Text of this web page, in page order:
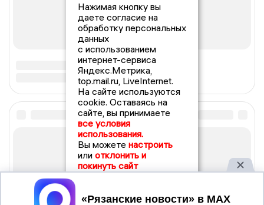
Нажимая кнопку вы
даете согласие на
обработку персональных
данных
с использованием
интернет-сервиса
Яндекс.Метрика,
top.mail.ru, LiveInternet.
На сайте используются
cookie. Оставаясь на
сайте, вы принимаете
все условия
использования.
Вы можете настроить
или отклонить и
покинуть сайт
Принять